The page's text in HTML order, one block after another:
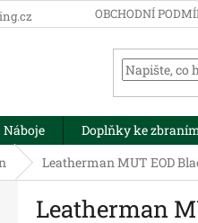
OBCHODNÍ
Náboje Doplňky ke
Leatherman MUT EOD
Leatherman